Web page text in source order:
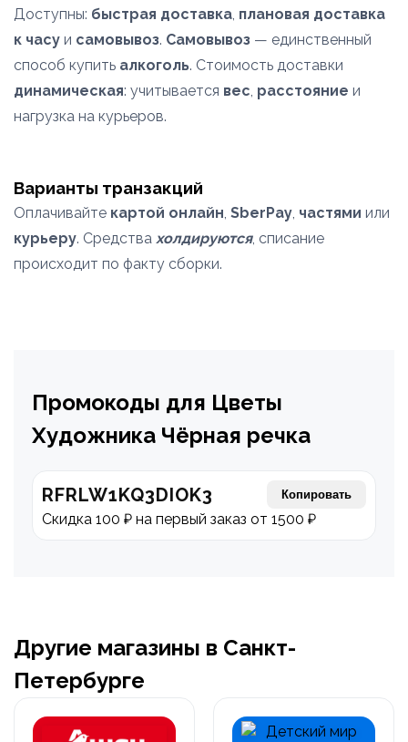
Доступны: быстрая доставка, плановая доставка
к часу и самовывоз. Самовывоз — единственный
способ купить алкоголь. Стоимость доставки
динамическая: учитывается вес, расстояние и
нагрузка на курьеров.
Варианты транзакций
Оплачивайте картой онлайн, SberPay, частями или
курьеру. Средства холдируются, списание
происходит по факту сборки.
Промокоды для Цветы
Художника Чёрная речка
RFRLW1KQ3DIOK3 Копировать
Скидка 100 ₽ на первый заказ от 1500 ₽
Другие магазины в Санкт-
Петербурге